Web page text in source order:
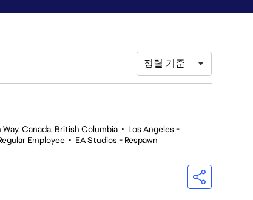
정렬 기준
Canada, British Columbia • Los Angeles -
Employee • EA Studios - Respawn